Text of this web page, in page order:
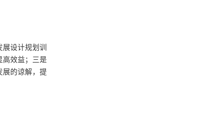
设计规划训
高效益；三是
展的谅解，提